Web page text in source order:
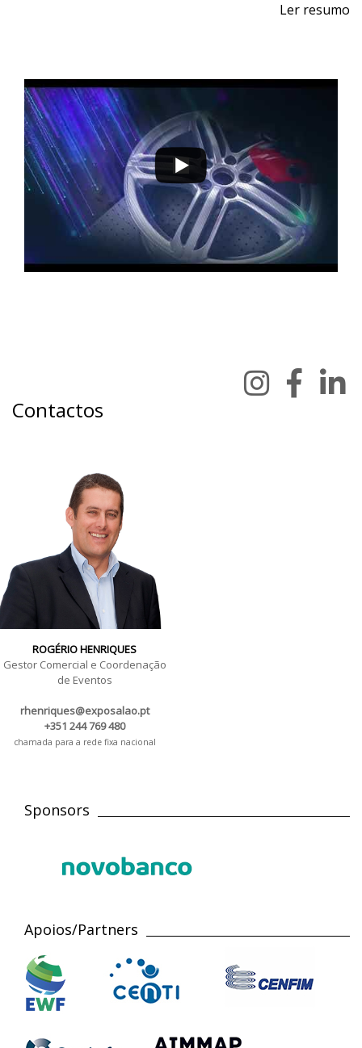
Ler resumo
quarta a sábado - 10h / 19h
Contactos
ROGÉRIO HENRIQUES
Gestor Comercial e Coordenação
de Eventos
rhenriques@exposalao.pt
+351 244 769 480
chamada para a rede fixa nacional
Sponsors
Apoios/Partners